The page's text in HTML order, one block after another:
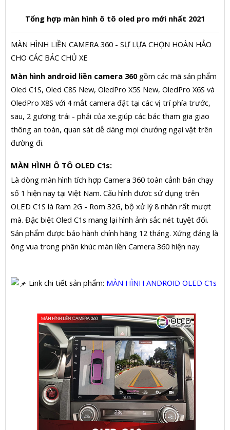
Tổng hợp màn hình ô tô oled pro mới nhất 2021
MÀN HÌNH LIỀN CAMERA 360 - SỰ LỰA CHỌN HOÀN HẢO
CHO CÁC BÁC CHỦ XE
Màn hình android liền camera 360gồm các mã sản phẩm
Oled C1S, Oled C8S New, OledPro X5S New, OledPro X6S và
OledPro X8S với 4 mắt camera đặt tại các vị trí phía trước,
sau, 2 gương trái - phải của xe.giúp các bác tham gia giao
thông an toàn, quan sát dễ dàng mọi chướng ngại vật trên
đường đi.
MÀN HÌNH Ô TÔ OLED C1s:
Là dòng màn hình tích hợp Camera 360 toàn cảnh bán chạy
số 1 hiện nay tại Việt Nam. Cấu hình được sử dụng trên
OLED C1S là Ram 2G - Rom 32G, bộ xử lý 8 nhân rất mượt
mà. Đặc biệt Oled C1s mang lại hình ảnh sắc nét tuyệt đối.
Sản phẩm được bảo hành chính hãng 12 tháng. Xứng đáng là
ông vua trong phân khúc màn liền Camera 360 hiện nay.
Link chi tiết sản phẩm: MÀN HÌNH ANDROID OLED C1s